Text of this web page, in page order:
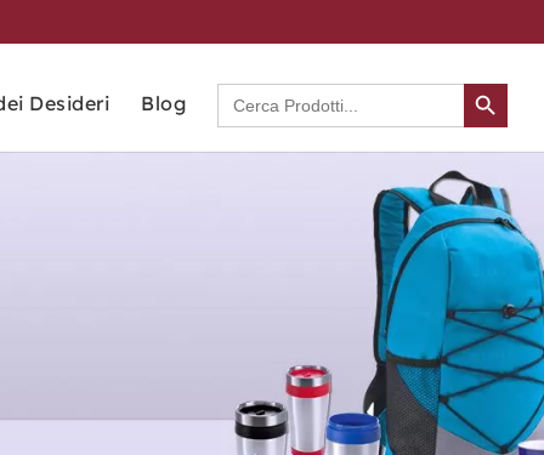
Desideri Blog Search
for:
Search Button